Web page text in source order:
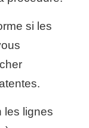
si les
les lignes